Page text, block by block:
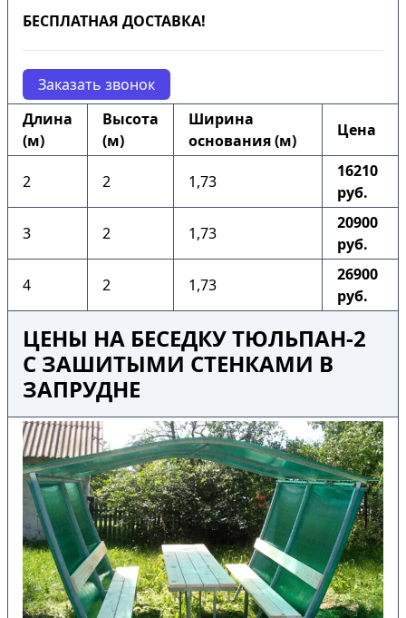
БЕСПЛАТНАЯ ДОСТАВКА!
Заказать звонок
Длина
(м)
Высота
(м)
Ширина
основания (м)
Цена
2 2 1,73
16210
руб.
3 2 1,73
20900
руб.
4 2 1,73
26900
руб.
ЦЕНЫ НА БЕСЕДКУ ТЮЛЬПАН-2
С ЗАШИТЫМИ СТЕНКАМИ В
ЗАПРУДНЕ